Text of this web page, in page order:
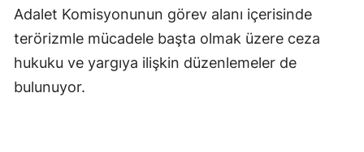
Adalet Komisyonunun görev alanı içerisinde
terörizmle mücadele başta olmak üzere ceza
hukuku ve yargıya ilişkin düzenlemeler de
bulunuyor.